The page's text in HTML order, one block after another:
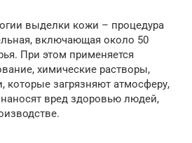
выделки кожи – процедура
включающая около 50
При этом применяется
химические растворы,
которые загрязняют атмосферу,
вред здоровью людей,